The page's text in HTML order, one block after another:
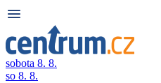
sobota 8. 8.
so 8. 8.